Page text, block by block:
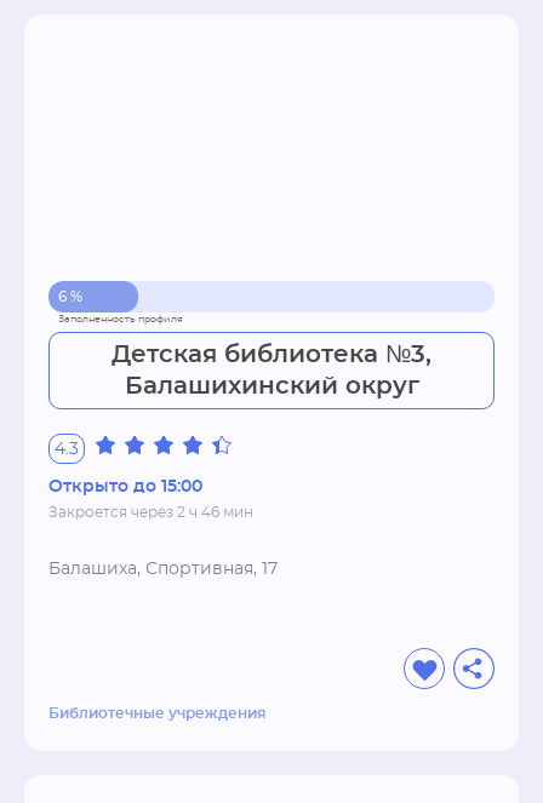
6 %
Детская библиотека №3,
Балашихинский округ
4.3
Открыто до 15:00
Закроется через 2 ч 46 мин
Балашиха, Спортивная, 17
Библиотечные учреждения